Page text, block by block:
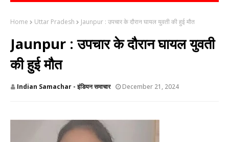
Home Uttar Pradesh ​Jaunpur : उपचार के दौरान घायल युवती की हुई मौत
​Jaunpur : उपचार के दौरान घायल युवती
की हुई मौत
Indian Samachar - इंडियन समाचार December 21, 2024